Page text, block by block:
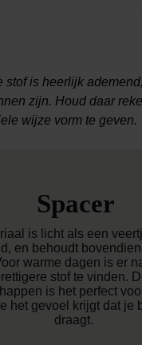
stof is heerlijk
zijn. Houd daar
wijze vorm te geven.
Spacer
is licht als een
en behoudt
warme dagen is er
stof te vinden.
is het perfect
het gevoel krijgt dat je
draagt.